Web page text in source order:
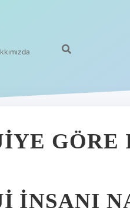
GÖRE
INSANI